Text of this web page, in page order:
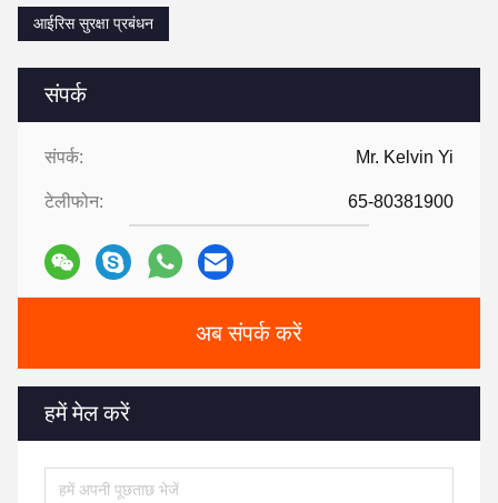
संपर्क
संपर्क: Mr. Kelvin Yi
टेलीफोन: 65-80381900
अब संपर्क करें
हमें मेल करें
आईरिस सुरक्षा प्रबंधन